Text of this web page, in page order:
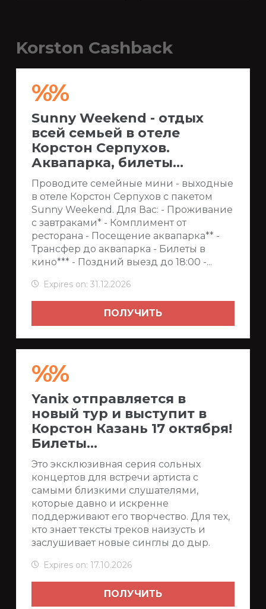
Korston Cashback
%%
Sunny Weekend - отдых
всей семьей в отеле
Корстон Серпухов.
Аквапарка, билеты...
Проводите семейные мини - выходные
в отеле Корстон Серпухов с пакетом
Sunny Weekend. Для Вас: - Проживание
с завтраками* - Комплимент от
ресторана - Посещение аквапарка** -
Трансфер до аквапарка - Билеты в
кино*** - Поздний выезд до 18:00 -...
Expires on: 31.12.2026
ПОЛУЧИТЬ
%%
Yanix отправляется в
новый тур и выступит в
Корстон Казань 17 октября!
Билеты...
Это эксклюзивная серия сольных
концертов для встречи артиста с
самыми близкими слушателями,
которые давно и искренне
поддерживают его творчество. Для тех,
кто знает тексты треков наизусть и
заслушивает новые синглы до дыр.
Expires on: 17.10.2026
ПОЛУЧИТЬ